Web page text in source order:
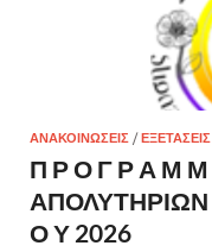
ΑΝΑΚΟΙΝΏΣΕΙΣ /ΕΞΕΤΑΣΕΙΣ
Π Ρ Ο Γ Ρ Α Μ
ΑΠΟΛΥΤΗΡΙΩΝ
Ο Υ 2026